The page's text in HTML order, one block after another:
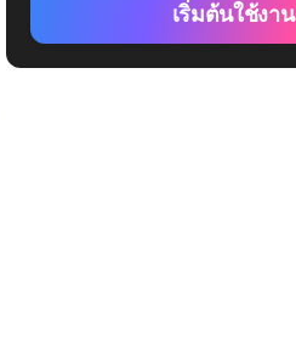
เริ่มต้นใช้งาน